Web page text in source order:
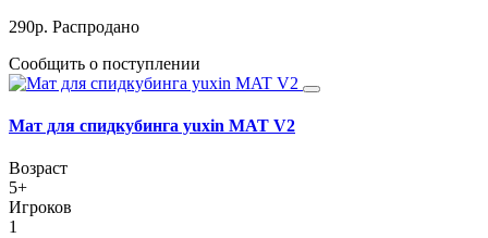
290р. Распродано
Сообщить о поступлении
Мат для спидкубинга yuxin MAT V2
Возраст
5+
Игроков
1